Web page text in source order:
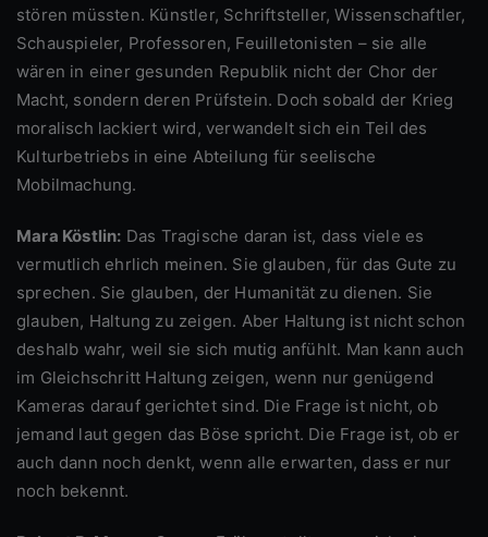
stören müssten. Künstler, Schriftsteller, Wissenschaftler,
Schauspieler, Professoren, Feuilletonisten – sie alle
wären in einer gesunden Republik nicht der Chor der
Macht, sondern deren Prüfstein. Doch sobald der Krieg
moralisch lackiert wird, verwandelt sich ein Teil des
Kulturbetriebs in eine Abteilung für seelische
Mobilmachung.
Mara Köstlin: Das Tragische daran ist, dass viele es
vermutlich ehrlich meinen. Sie glauben, für das Gute zu
sprechen. Sie glauben, der Humanität zu dienen. Sie
glauben, Haltung zu zeigen. Aber Haltung ist nicht schon
deshalb wahr, weil sie sich mutig anfühlt. Man kann auch
im Gleichschritt Haltung zeigen, wenn nur genügend
Kameras darauf gerichtet sind. Die Frage ist nicht, ob
jemand laut gegen das Böse spricht. Die Frage ist, ob er
auch dann noch denkt, wenn alle erwarten, dass er nur
noch bekennt.